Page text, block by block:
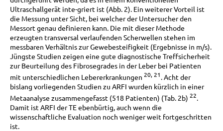
Ultraschallgerät inte-griert ist (Abb. 2). Ein weiterer Vorteil ist
die Messung unter Sicht, bei welcher der Untersucher den
Messort genau definieren kann. Die mit dieser Methode
erzeugten transversal verlaufenden Scherwellen stehen im
messbaren Verhältnis zur Gewebesteifigkeit (Ergebnisse in m/s).
Jüngste Studien zeigen eine gute diagnostische Treffsicherheit
zur Beurteilung des Fibrosegrades in der Leber bei Patienten
mit unterschiedlichen Lebererkrankungen 20, 21. Acht der
bislang vorliegenden Studien zu ARFI wurden kürzlich in einer
Metaanalyse zusammengefasst (518 Patienten) (Tab. 2b) 22.
Damit ist ARFI der TE ebenbürtig, auch wenn die
wissenschaftliche Evaluation noch weniger weit fortgeschritten
ist.